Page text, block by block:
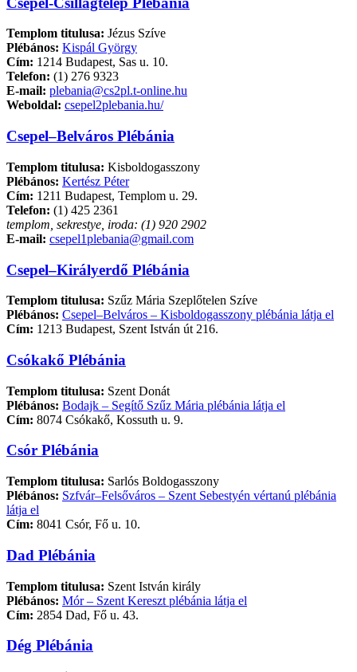
Templom titulusa: Jézus Szíve
Plébános: Kispál György
Cím: 1214 Budapest, Sas u. 10.
Telefon: (1) 276 9323
E-mail: plebania@cs2pl.t-online.hu
Weboldal: csepel2plebania.hu/
Csepel–Belváros Plébánia
Templom titulusa: Kisboldogasszony
Plébános: Kertész Péter
Cím: 1211 Budapest, Templom u. 29.
Telefon: (1) 425 2361
templom, sekrestye, iroda: (1) 920 2902
E-mail: csepel1plebania@gmail.com
Csepel–Királyerdő Plébánia
Templom titulusa: Szűz Mária Szeplőtelen Szíve
Plébános: Csepel–Belváros – Kisboldogasszony plébánia látja el
Cím: 1213 Budapest, Szent István út 216.
Csókakő Plébánia
Templom titulusa: Szent Donát
Plébános: Bodajk – Segítő Szűz Mária plébánia látja el
Cím: 8074 Csókakő, Kossuth u. 9.
Csór Plébánia
Templom titulusa: Sarlós Boldogasszony
Plébános: Szfvár–Felsőváros – Szent Sebestyén vértanú plébánia
látja el
Cím: 8041 Csór, Fő u. 10.
Dad Plébánia
Templom titulusa: Szent István király
Plébános: Mór – Szent Kereszt plébánia látja el
Cím: 2854 Dad, Fő u. 43.
Dég Plébánia